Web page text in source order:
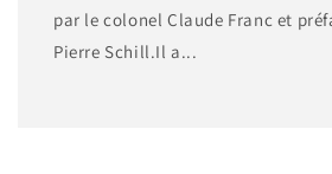
par le colonel Claude Franc et
Pierre Schill.Il a...